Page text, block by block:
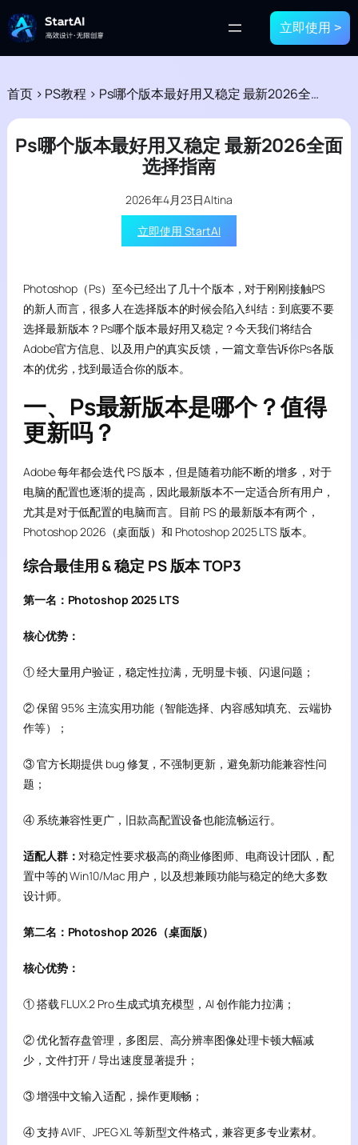
立即使用 >
首页 > PS教程 > Ps哪个版本最好用又稳定 最新2026全面选择指南
Ps哪个版本最好用又稳定 最新2026全面
选择指南
2026年4月23日Altina
立即使用 StartAI
Photoshop（Ps）至今已经出了几十个版本，对于刚刚接触PS
的新人而言，很多人在选择版本的时候会陷入纠结：到底要不要
选择最新版本？Ps哪个版本最好用又稳定？今天我们将结合
Adobe官方信息、以及用户的真实反馈，一篇文章告诉你Ps各版
本的优劣，找到最适合你的版本。
一、Ps最新版本是哪个？值得
更新吗？
Adobe 每年都会迭代 PS 版本，但是随着功能不断的增多，对于
电脑的配置也逐渐的提高，因此最新版本不一定适合所有用户，
尤其是对于低配置的电脑而言。目前 PS 的最新版本有两个，
Photoshop 2026（桌面版）和 Photoshop 2025 LTS 版本。
综合最佳用 & 稳定 PS 版本 TOP3
第一名：Photoshop 2025 LTS
核心优势：
① 经大量用户验证，稳定性拉满，无明显卡顿、闪退问题；
② 保留 95% 主流实用功能（智能选择、内容感知填充、云端协
作等）；
③ 官方长期提供 bug 修复，不强制更新，避免新功能兼容性问
题；
④ 系统兼容性更广，旧款高配置设备也能流畅运行。
适配人群：对稳定性要求极高的商业修图师、电商设计团队，配
置中等的 Win10/Mac 用户，以及想兼顾功能与稳定的绝大多数
设计师。
第二名：Photoshop 2026（桌面版）
核心优势：
① 搭载 FLUX.2 Pro 生成式填充模型，AI 创作能力拉满；
② 优化暂存盘管理，多图层、高分辨率图像处理卡顿大幅减
少，文件打开 / 导出速度显著提升；
③ 增强中文输入适配，操作更顺畅；
④ 支持 AVIF、JPEG XL 等新型文件格式，兼容更多专业素材。